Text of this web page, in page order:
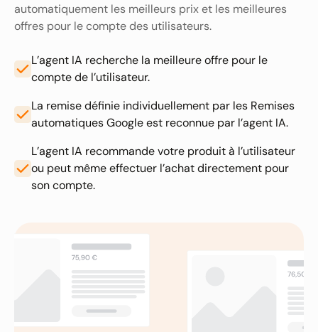
automatiquement les meilleurs prix et les meilleures
offres pour le compte des utilisateurs.
L’agent IA recherche la meilleure offre pour le
compte de l’utilisateur.
La remise définie individuellement par les Remises
automatiques Google est reconnue par l’agent IA.
L’agent IA recommande votre produit à l’utilisateur
ou peut même effectuer l’achat directement pour
son compte.